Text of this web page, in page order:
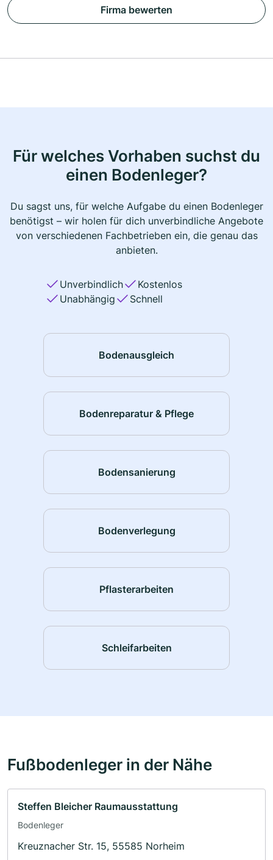
Firma bewerten
Für welches Vorhaben suchst du
einen Bodenleger?
Du sagst uns, für welche Aufgabe du einen Bodenleger
benötigst – wir holen für dich unverbindliche Angebote
von verschiedenen Fachbetrieben ein, die genau das
anbieten.
Unverbindlich
Kostenlos
Unabhängig
Schnell
Bodenausgleich
Bodenreparatur & Pflege
Bodensanierung
Bodenverlegung
Pflasterarbeiten
Schleifarbeiten
Fußbodenleger in der Nähe
Steffen Bleicher Raumausstattung
Bodenleger
Kreuznacher Str. 15, 55585 Norheim